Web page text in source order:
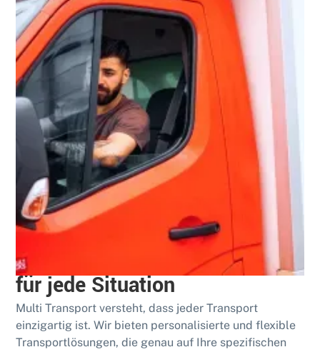
Bewährt
Umfassende Transportdienste
für jede Situation
Multi Transport versteht, dass jeder Transport
einzigartig ist. Wir bieten personalisierte und flexible
Transportlösungen, die genau auf Ihre spezifischen